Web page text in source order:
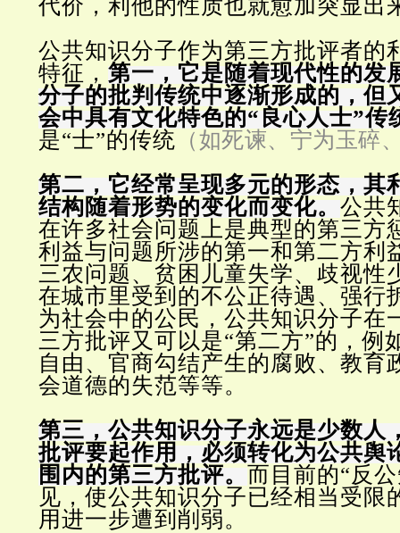
代价，利他的性质也就愈加突显出
公共知识分子作为第三方批评者的
特征， 第一，它是随着现代性的发
分子的批判传统中逐渐形成的，但
会中具有文化特色的“良心人士”传
是“士”的传统 （如死谏、宁为玉碎
第二，它经常呈现多元的形态，其
结构随着形势的变化而变化。公共
在许多社会问题上是典型的第三方
利益与问题所涉的第一和第二方利
三农问题、贫困儿童失学、歧视性
在城市里受到的不公正待遇、强行
为社会中的公民，公共知识分子在
三方批评又可以是“第二方”的，例
自由、官商勾结产生的腐败、教育
会道德的失范等等。
第三，公共知识分子永远是少数人
批评要起作用，必须转化为公共舆
围内的第三方批评。而目前的“反
见，使公共知识分子已经相当受限
用进一步遭到削弱。